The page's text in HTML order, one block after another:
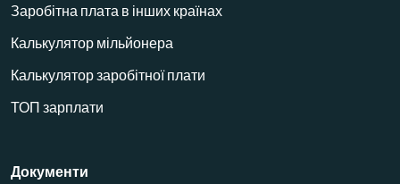
Заробітна плата в інших країнах
Калькулятор мільйонера
Калькулятор заробітної плати
ТОП зарплати
Документи